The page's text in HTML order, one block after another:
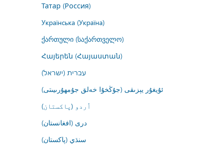
Татар (Россия)
Українська (Україна)
ქართული (საქართველო)
Հայերեն (Հայաստան)
עברית (ישראל)
ئۇيغۇر يېزىقى (جۇڭخۇا خەلق جۇمھۇرىيىتى)
اُردو (پاکستان)
درى (افغانستان)
سنڌي (پاکستان)